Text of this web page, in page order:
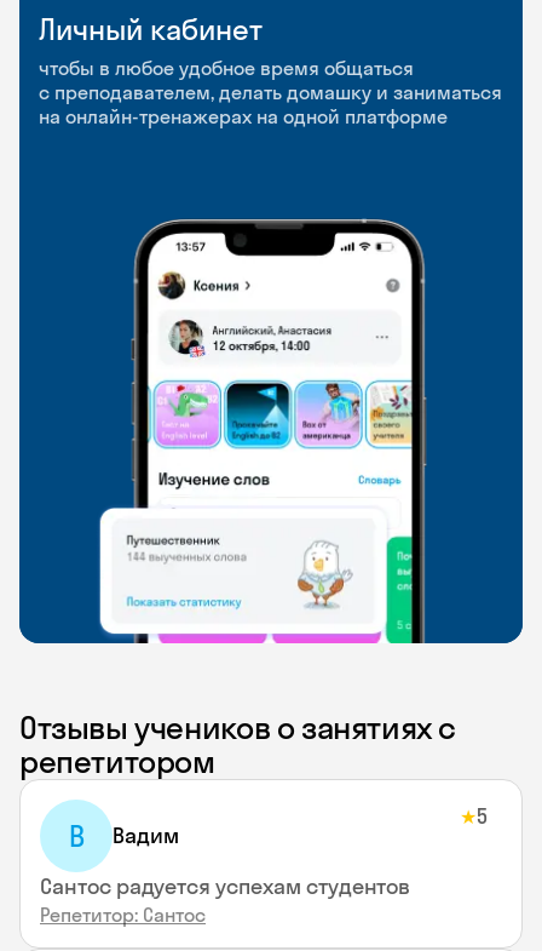
Личный кабинет
чтобы в любое удобное время общаться
с преподавателем, делать домашку и заниматься
на онлайн-тренажерах на одной платформе
Мобильное
приложение
чтобы заниматься и изучать новые слова где
и когда удобно
Разговорные клубы
и Talks
Групповые занятия для разговорной практики
и индивидуальные встречи с преподавателями
Отзывы учеников о занятиях с
репетитором
В Вадим
★5
Сантос радуется успехам студентов
Репетитор: Сантос